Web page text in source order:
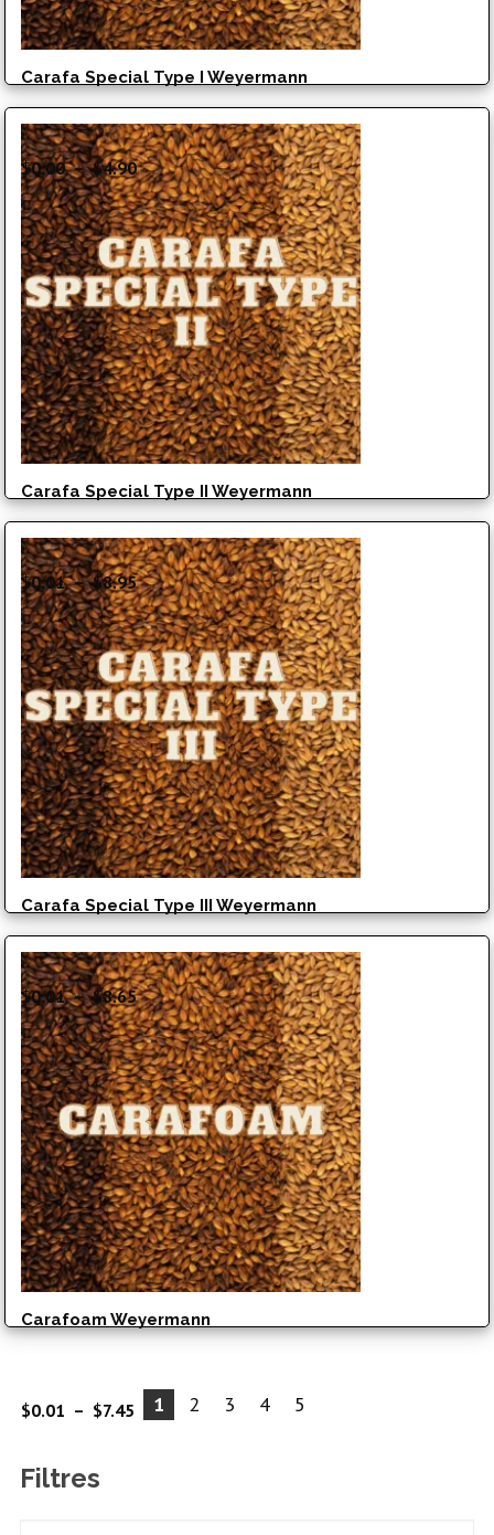
Carafa Special Type I Weyermann
$0.00 – $4.90Plage
de
prix :
$0.00
à
$4.90
Carafa Special Type II Weyermann
$0.01 – $8.95Plage
de
prix :
$0.01
à
$8.95
Carafa Special Type III Weyermann
$0.01 – $8.65Plage
de
prix :
$0.01
à
$8.65
Carafoam Weyermann
$0.01 – $7.45Plage
1 2 3 4 5
Filtres